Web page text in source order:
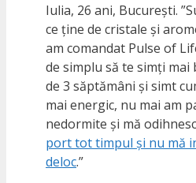
Iulia, 26 ani, București.
ce ține de cristale și
am comandat Pulse of
de simplu să te simți mai
de 3 săptămâni și simt
mai energic, nu mai am
nedormite și mă
port tot timpul și nu mă
deloc.”